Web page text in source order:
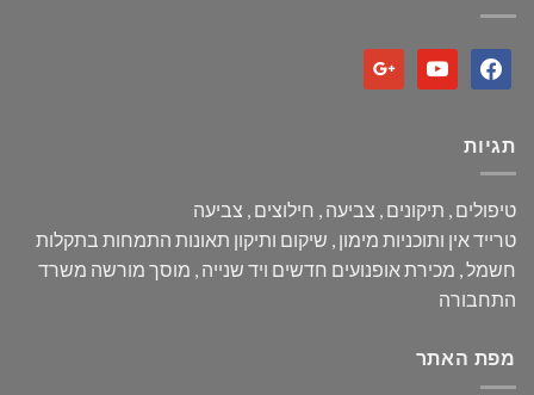
facebook
youtube
google
תגיות
טיפולים , תיקונים , צביעה , חילוצים , צביעה
טרייד אין ותוכניות מימון , שיקום ותיקון תאונות התמחות בתקלות
חשמל , מכירת אופנועים חדשים ויד שנייה , מוסך מורשה משרד
התחבורה
מפת האתר